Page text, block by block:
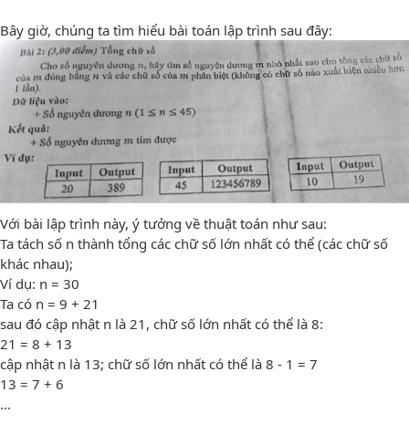
Bây giờ, chúng ta tìm hiểu bài toán lập trình sau đây:
Với bài lập trình này, ý tưởng về thuật toán như sau:
Ta tách số n thành tổng các chữ số lớn nhất có thể (các chữ số
khác nhau);
Ví dụ: n = 30
Ta có n = 9 + 21
sau đó cập nhật n là 21, chữ số lớn nhất có thể là 8:
21 = 8 + 13
cập nhật n là 13; chữ số lớn nhất có thể là 8 - 1 = 7
13 = 7 + 6
...